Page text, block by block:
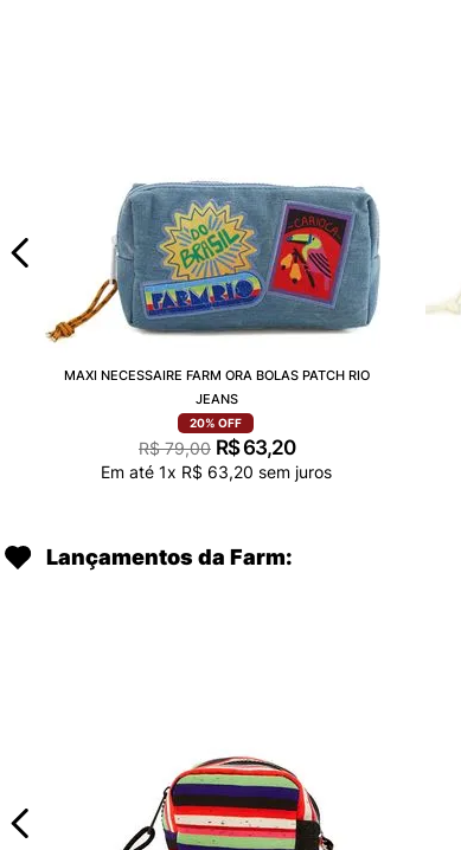
MAXI NECESSAIRE FARM ORA BOLAS PATCH RIO
JEANS
20% OFF
R$ 79,00 R$ 63,20
Em até1x R$ 63,20 sem juros
Lançamentos da Farm: